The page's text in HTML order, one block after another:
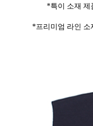
*특이 소재 제
*프리미엄 라인 소